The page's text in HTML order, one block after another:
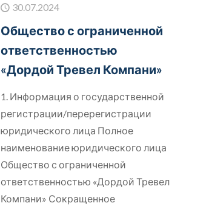
30.07.2024
Общество с ограниченной
ответственностью
«Дордой Тревел Компани»
1. Информация о государственной
регистрации/перерегистрации
юридического лица Полное
наименование юридического лица
Общество с ограниченной
ответственностью «Дордой Тревел
Компани» Сокращенное